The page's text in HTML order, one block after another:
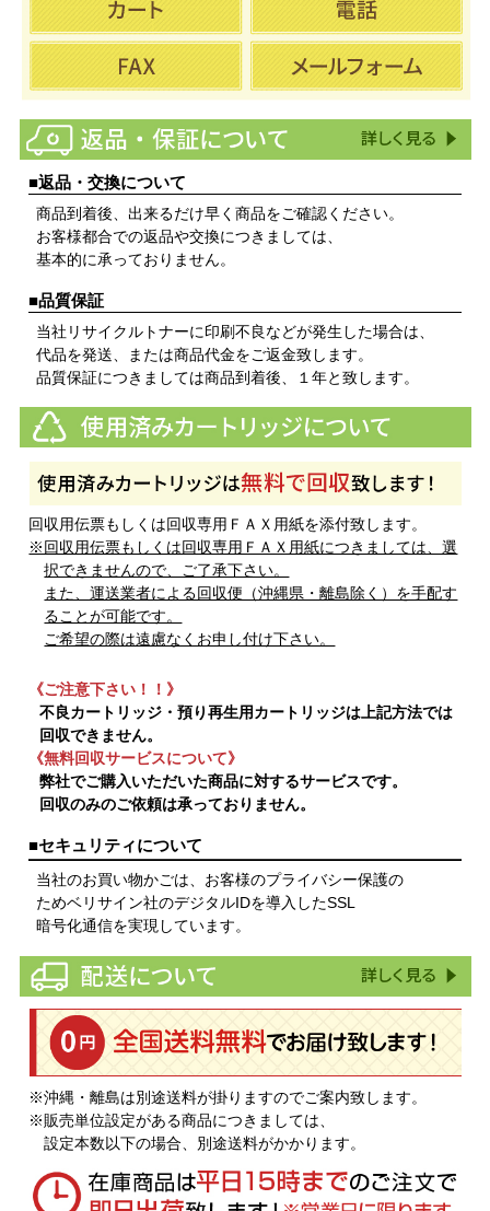
■返品・交換について
商品到着後、出来るだけ早く商品をご確認ください。
お客様都合での返品や交換につきましては、
基本的に承っておりません。
■品質保証
当社リサイクルトナーに印刷不良などが発生した場合は、
代品を発送、または商品代金をご返金致します。
品質保証につきましては商品到着後、１年と致します。
回収用伝票もしくは回収専用ＦＡＸ用紙を添付致します。
※回収用伝票もしくは回収専用ＦＡＸ用紙につきましては、選
択できませんので、ご了承下さい。
また、運送業者による回収便（沖縄県・離島除く）を手配す
ることが可能です。
ご希望の際は遠慮なくお申し付け下さい。
《ご注意下さい！！》
不良カートリッジ・預り再生用カートリッジは上記方法では
回収できません。
《無料回収サービスについて》
弊社でご購入いただいた商品に対するサービスです。
回収のみのご依頼は承っておりません。
■セキュリティについて
当社のお買い物かごは、お客様のプライバシー保護の
ためベリサイン社のデジタルIDを導入したSSL
暗号化通信を実現しています。
※沖縄・離島は別途送料が掛りますのでご案内致します。
※販売単位設定がある商品につきましては、
設定本数以下の場合、別途送料がかかります。